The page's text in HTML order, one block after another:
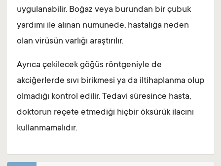
uygulanabilir. Boğaz veya burundan bir çubuk
yardımı ile alınan numunede, hastalığa neden
olan virüsün varlığı araştırılır.
Ayrıca çekilecek göğüs röntgeniyle de
akciğerlerde sıvı birikmesi ya da iltihaplanma olup
olmadığı kontrol edilir. Tedavi süresince hasta,
doktorun reçete etmediği hiçbir öksürük ilacını
kullanmamalıdır.